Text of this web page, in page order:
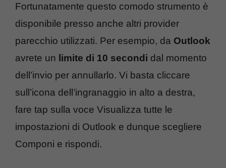
Fortunatamente questo comodo strumento è
disponibile presso anche altri provider
parecchio utilizzati. Per esempio, da Outlook
avrete un limite di 10 secondi dal momento
dell’invio per annullarlo. Vi basta cliccare
sull’icona dell’ingranaggio in alto a destra,
fare tap sulla voce Visualizza tutte le
impostazioni di Outlook e dunque scegliere
Componi e rispondi.